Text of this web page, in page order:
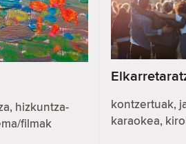
hizkuntza-
filmak
kontzertuak,
karaokea,